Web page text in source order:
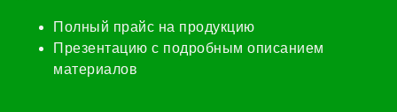
Полный прайс на продукцию
Презентацию с подробным описанием
материалов